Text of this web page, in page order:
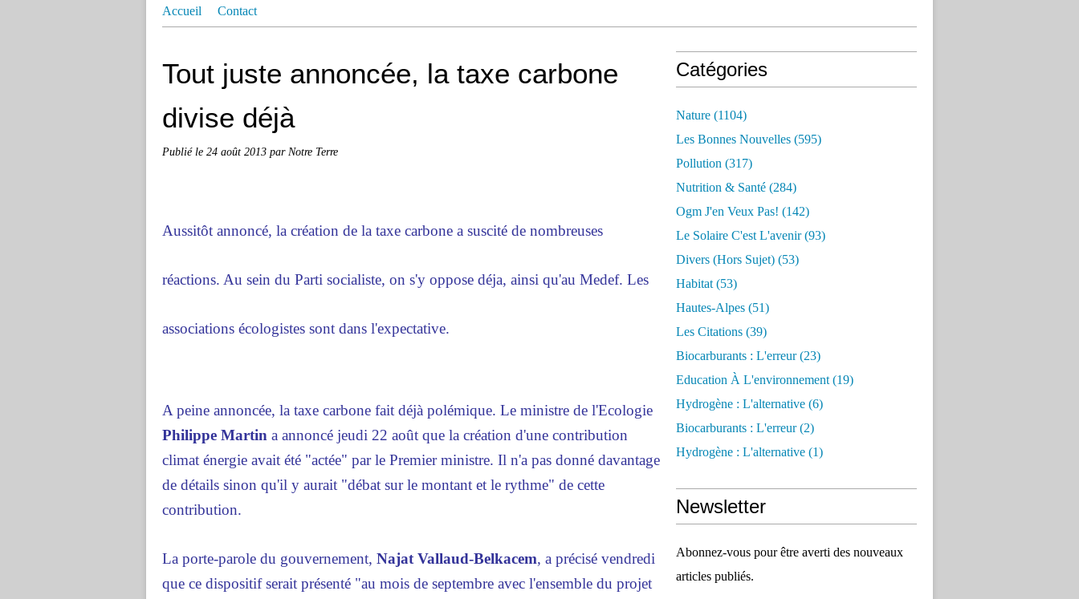
Accueil Contact
Tout juste annoncée, la taxe carbone
divise déjà
Publié le 24 août 2013 par Notre Terre
Aussitôt annoncé, la création de la taxe carbone a suscité de nombreuses
réactions. Au sein du Parti socialiste, on s'y oppose déja, ainsi qu'au Medef. Les
associations écologistes sont dans l'expectative.
A peine annoncée, la taxe carbone fait déjà polémique. Le ministre de l'Ecologie
Philippe Martin a annoncé jeudi 22 août que la création d'une contribution
climat énergie avait été "actée" par le Premier ministre. Il n'a pas donné davantage
de détails sinon qu'il y aurait "débat sur le montant et le rythme" de cette
contribution.
La porte-parole du gouvernement, Najat Vallaud-Belkacem, a précisé vendredi
que ce dispositif serait présenté "au mois de septembre avec l'ensemble du projet
Catégories
Nature (1104)
Les Bonnes Nouvelles (595)
Pollution (317)
Nutrition & Santé (284)
Ogm J'en Veux Pas! (142)
Le Solaire C'est L'avenir(93)
Divers (hors Sujet) (53)
Habitat (53)
Hautes-Alpes (51)
Les Citations (39)
Biocarburants : L'erreur(23)
Education À L'environnement (19)
Hydrogène : L'alternative (6)
Biocarburants : L'erreur(2)
Hydrogène : L'alternative (1)
Newsletter
Abonnez-vous pour être averti des nouveaux
articles publiés.